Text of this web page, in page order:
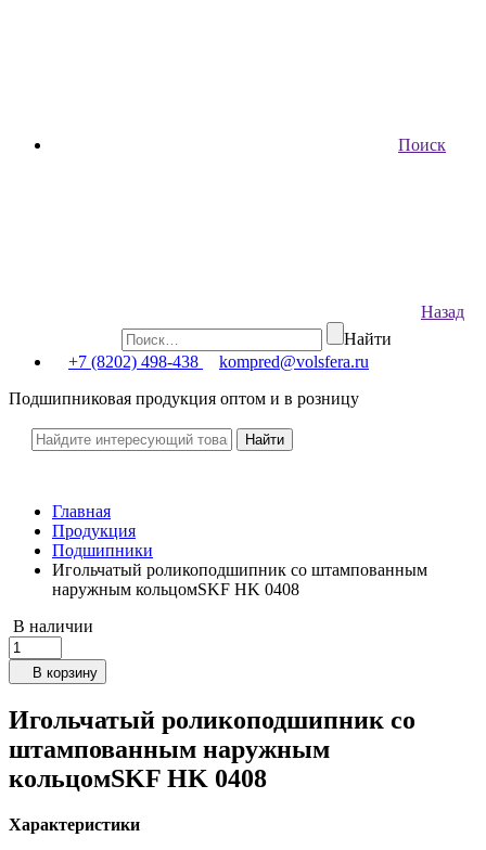
Поиск
Назад
Найти
+7 (8202) 498-438
kompred@volsfera.ru
Подшипниковая продукция оптом и в розницу
Главная
Продукция
Подшипники
Игольчатый роликоподшипник со штампованным
наружным кольцомSKF HK 0408
В наличии
В корзину
Игольчатый роликоподшипник со
штампованным наружным
кольцомSKF HK 0408
Характеристики